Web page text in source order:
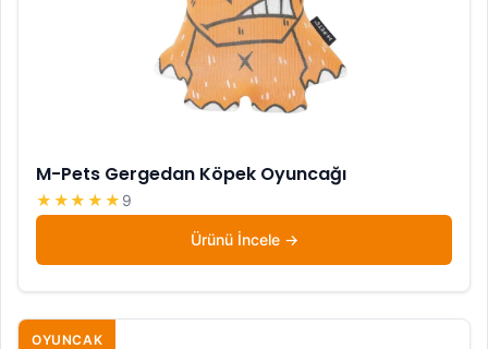
M-Pets Gergedan Köpek Oyuncağı
★★★★★ 9
Ürünü İncele
OYUNCAK